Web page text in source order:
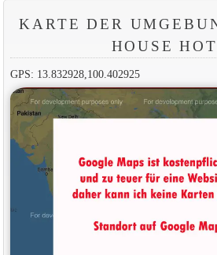
KARTE DER
HOUSE
GPS: 13.832928,100.402925